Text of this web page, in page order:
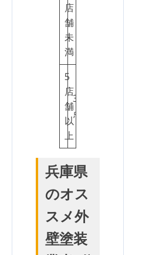
店
舗
未
満
5
店
舗
以
上
3
点
兵庫県
のオス
スメ外
壁塗装